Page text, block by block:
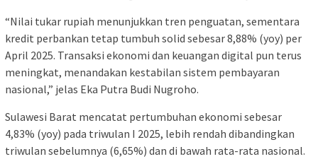
“Nilai tukar rupiah menunjukkan tren penguatan, sementara
kredit perbankan tetap tumbuh solid sebesar 8,88% (yoy) per
April 2025. Transaksi ekonomi dan keuangan digital pun terus
meningkat, menandakan kestabilan sistem pembayaran
nasional,” jelas Eka Putra Budi Nugroho.
Sulawesi Barat mencatat pertumbuhan ekonomi sebesar
4,83% (yoy) pada triwulan I 2025, lebih rendah dibandingkan
triwulan sebelumnya (6,65%) dan di bawah rata-rata nasional.